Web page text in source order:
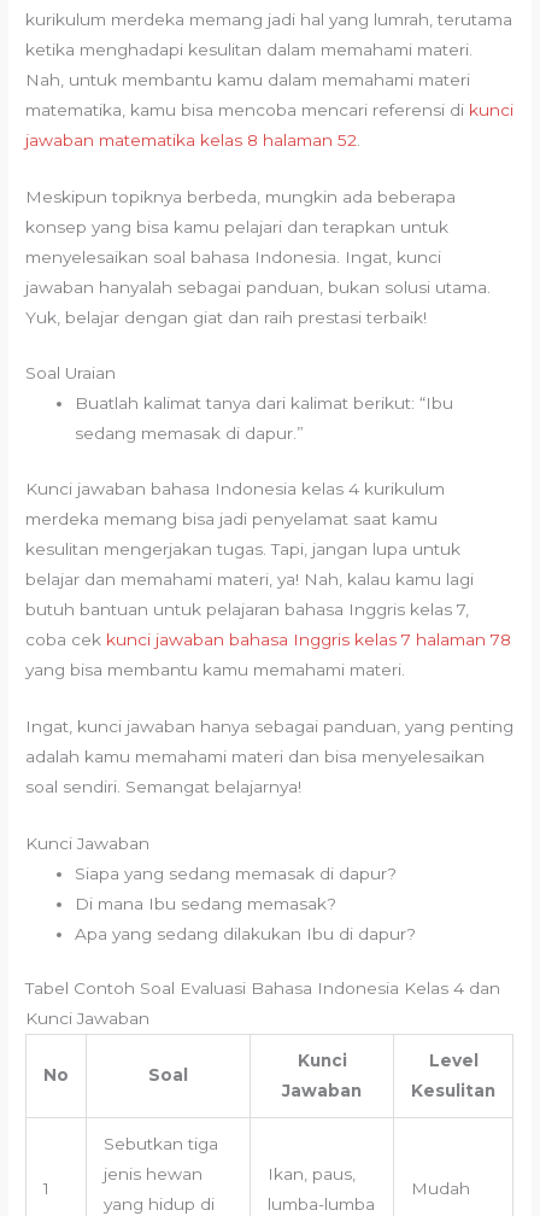
kurikulum merdeka memang jadi hal yang lumrah, terutama
ketika menghadapi kesulitan dalam memahami materi.
Nah, untuk membantu kamu dalam memahami materi
matematika, kamu bisa mencoba mencari referensi di kunci
jawaban matematika kelas 8 halaman 52
Meskipun topiknya berbeda, mungkin ada beberapa
konsep yang bisa kamu pelajari dan terapkan untuk
menyelesaikan soal bahasa Indonesia. Ingat, kunci
jawaban hanyalah sebagai panduan, bukan solusi utama.
Yuk, belajar dengan giat dan raih prestasi terbaik!
Soal Uraian
Buatlah kalimat tanya dari kalimat berikut: “Ibu
sedang memasak di dapur.”
Kunci jawaban bahasa Indonesia kelas 4 kurikulum
merdeka memang bisa jadi penyelamat saat kamu
kesulitan mengerjakan tugas. Tapi, jangan lupa untuk
belajar dan memahami materi, ya! Nah, kalau kamu lagi
butuh bantuan untuk pelajaran bahasa Inggris kelas 7,
coba cek kunci jawaban bahasa Inggris kelas 7 halaman 78
yang bisa membantu kamu memahami materi.
Ingat, kunci jawaban hanya sebagai panduan, yang penting
adalah kamu memahami materi dan bisa menyelesaikan
soal sendiri. Semangat belajarnya!
Kunci Jawaban
Siapa yang sedang memasak di dapur?
Di mana Ibu sedang memasak?
Apa yang sedang dilakukan Ibu di dapur?
Tabel Contoh Soal Evaluasi Bahasa Indonesia Kelas 4 dan
Kunci Jawaban
No Soal
Kunci
Jawaban
Level
Kesulitan
1
Sebutkan tiga
jenis hewan
yang hidup di
Ikan, paus,
lumba-lumba
Mudah